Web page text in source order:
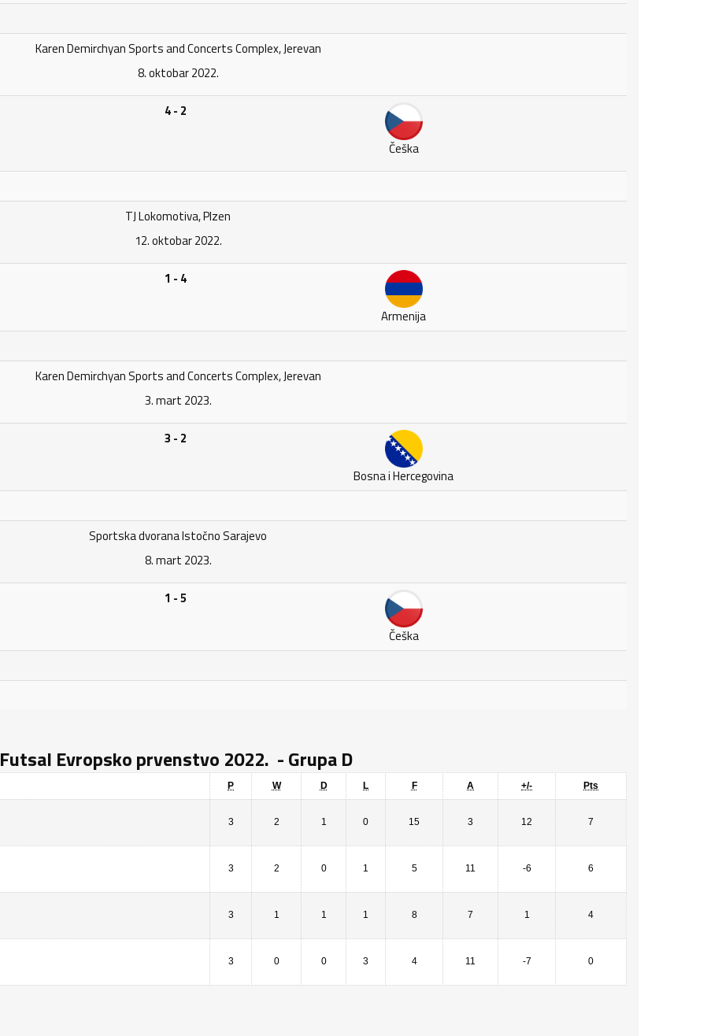
Karen Demirchyan Sports and Concerts Complex, Jerevan
8. oktobar 2022.
4 - 2
Češka
TJ Lokomotiva, Plzen
12. oktobar 2022.
1 - 4
Armenija
Karen Demirchyan Sports and Concerts Complex, Jerevan
3. mart 2023.
3 - 2
Bosna i Hercegovina
Sportska dvorana Istočno Sarajevo
8. mart 2023.
1 - 5
Češka
Futsal Evropsko prvenstvo 2022. - Grupa D
P W D L F A +/- Pts
3 2 1 0 15 3 12 7
3 2 0 1 5 11 -6 6
3 1 1 1 8 7 1 4
3 0 0 3 4 11 -7 0